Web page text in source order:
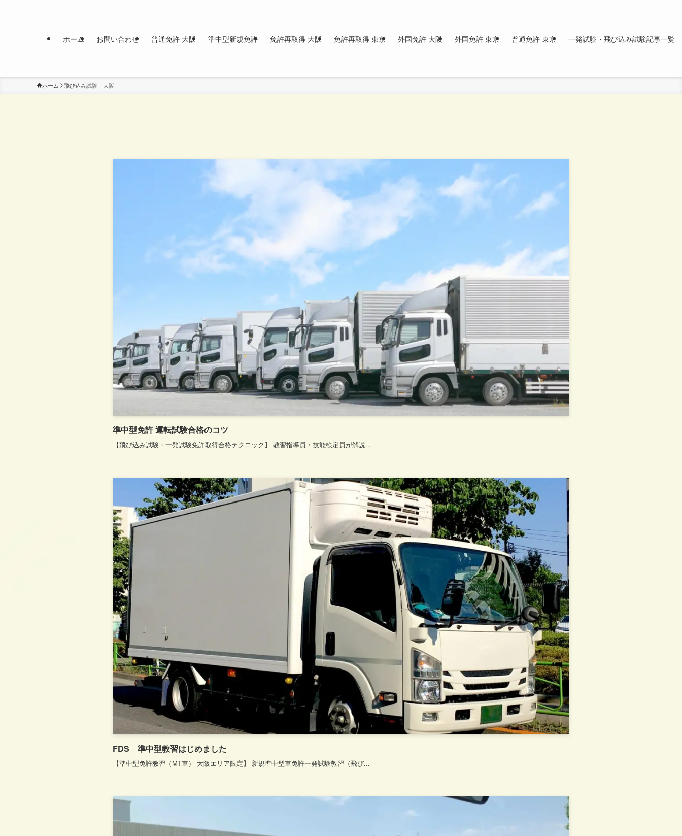
ホーム お問い合わせ 普通免許 大阪 準中型新規免許 免許再取得 大阪 免許再取得 東京 外国免許 大阪 外国免許 東京 普通免許 東京 一発試験・飛び込み試験記事一覧
ホーム 飛び込み試験 大阪
準中型免許 運転試験合格のコツ
【飛び込み試験・一発試験免許取得合格テクニック】 教習指導員・技能検定員が解説...
FDS 準中型教習はじめました
【準中型免許教習（MT車） 大阪エリア限定】 新規準中型車免許一発試験教習（飛び...